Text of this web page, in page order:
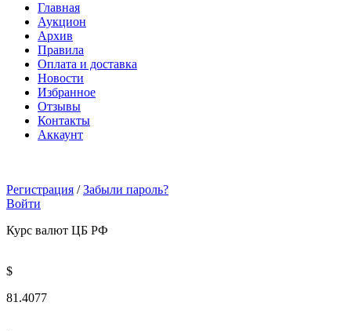
Главная
Аукцион
Архив
Правила
Оплата и доставка
Новости
Избранное
Отзывы
Контакты
Аккаунт
Регистрация / Забыли пароль?
Войти
Курс валют ЦБ РФ
$
81.4077